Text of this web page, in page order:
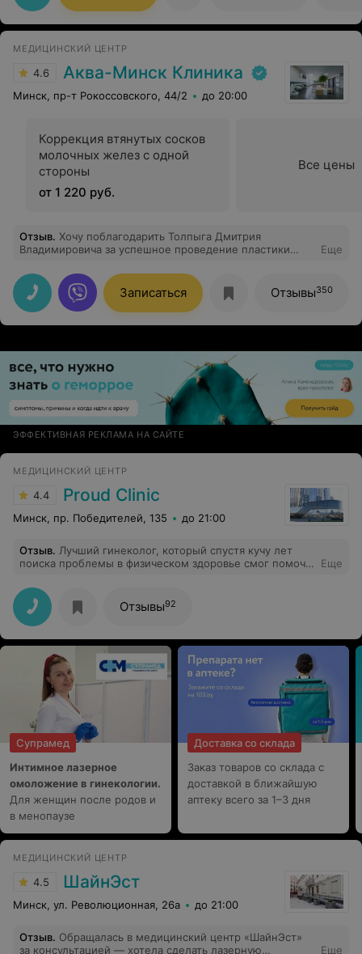
МЕДИЦИНСКИЙ ЦЕНТР
4.6 Аква-Минск Клиника
Минск, пр-т Рокоссовского, 44/2 до 20:00
Коррекция втянутых сосков
молочных желез с одной
стороны
от 1 220 руб.
Все цены
Отзыв. Хочу поблагодарить Толпыга Дмитрия
Владимировича за успешное проведение пластики
отношение к пациентам и его золотые руки.
Восстановление проходит успешно. Побольше бы
таких специалистов как он.
Еще
Записаться Отзывы350
ЭФФЕКТИВНАЯ РЕКЛАМА НА САЙТЕ
МЕДИЦИНСКИЙ ЦЕНТР
4.4 Proud Clinic
Минск, пр. Победителей, 135 до 21:00
Отзыв. Лучший гинеколог, который спустя кучу лет
поиска проблемы в физическом здоровье смог помочь
благодарить за профессионализм.
Еще
Отзывы92
Супрамед
Интимное лазерное
омоложение в гинекологии.
Для женщин после родов и
в менопаузе
Доставка со склада
Заказ товаров со склада с
доставкой в ближайшую
аптеку всего за 1–3 дня
МЕДИЦИНСКИЙ ЦЕНТР
4.5 ШайнЭст
Минск, ул. Революционная, 26а до 21:00
Отзыв. Обращалась в медицинский центр «ШайнЭст»
за консультацией — хотела сделать лазерную
Еще